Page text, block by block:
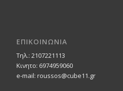
ΕΠΙΚΟΙΝΩΝΙΑ
Τηλ.: 2107221113
Κινητο: 6974959060
e-mail: roussos@cube11.gr